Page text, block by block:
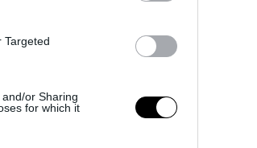
Targeted
or Sharing
for which it